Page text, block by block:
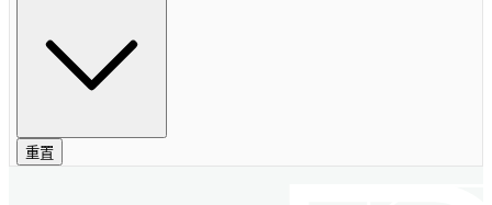
重置